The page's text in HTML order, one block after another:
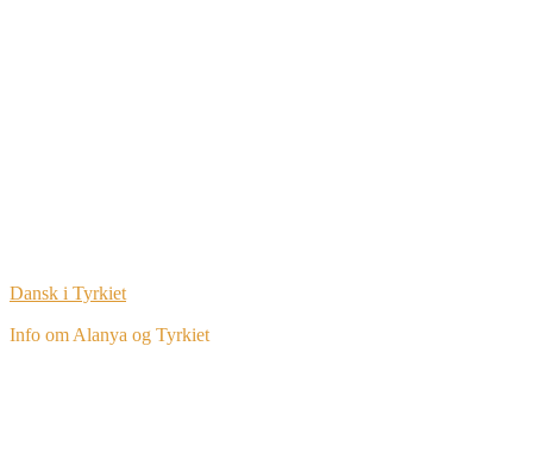
Dansk i Tyrkiet
Info om Alanya og Tyrkiet